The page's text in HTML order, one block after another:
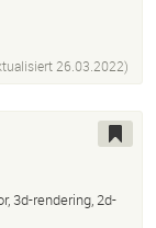
26.03.2022)
3d-rendering, 2d-